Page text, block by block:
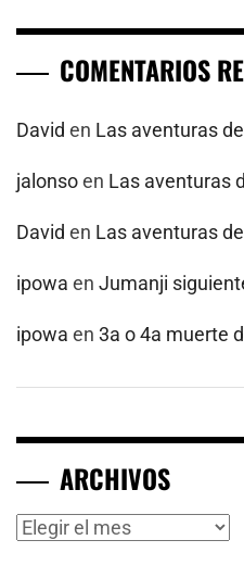
COMENTARIOS
David en Las aventuras
jalonsoen Las aventuras
David en Las aventuras
ipowa en Jumanji
ipowa en 3a o 4a muerte
ARCHIVOS
Archivos